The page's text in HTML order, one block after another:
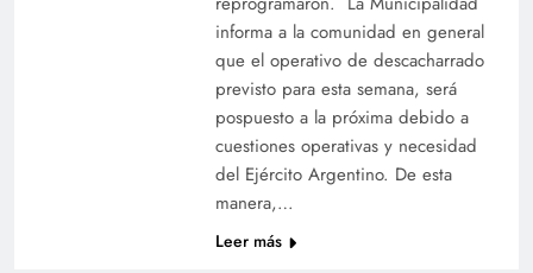
informa a la comunidad en general
que el operativo de descacharrado
previsto para esta semana, será
pospuesto a la próxima debido a
cuestiones operativas y necesidad
del Ejército Argentino. De esta
manera,…
Leer más